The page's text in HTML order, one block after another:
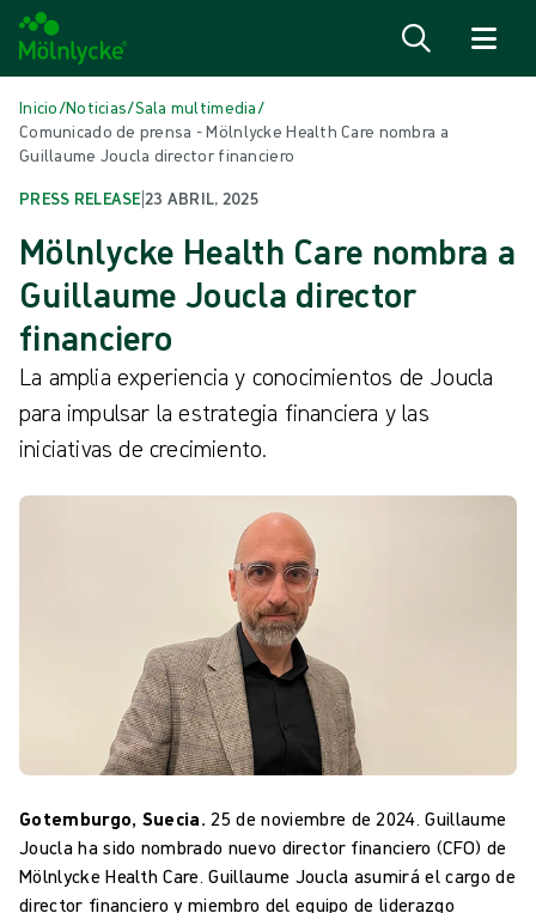
Inicio/Noticias/Sala multimedia/
Comunicado de prensa - Mölnlycke Health Care nombra a
Guillaume Joucla director financiero
PRESS RELEASE 23 ABRIL, 2025
Mölnlycke Health Care nombra a
Guillaume Joucla director
financiero
La amplia experiencia y conocimientos de Joucla
para impulsar la estrategia financiera y las
iniciativas de crecimiento.
Gotemburgo, Suecia. 25 de noviembre de 2024. Guillaume
Joucla ha sido nombrado nuevo director financiero (CFO) de
Mölnlycke Health Care. Guillaume Joucla asumirá el cargo de
director financiero y miembro del equipo de liderazgo